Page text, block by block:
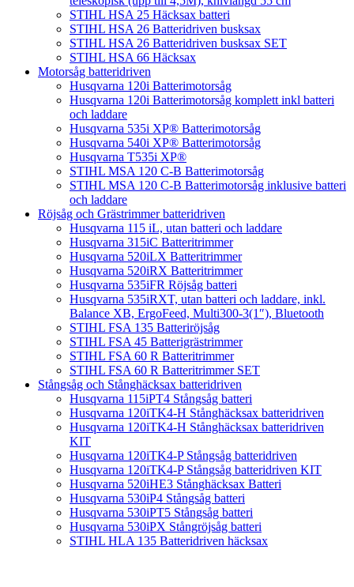
STIHL HSA 25 Häcksax batteri
STIHL HSA 26 Batteridriven busksax
STIHL HSA 26 Batteridriven busksax SET
STIHL HSA 66 Häcksax
Motorsåg batteridriven
Husqvarna 120i Batterimotorsåg
Husqvarna 120i Batterimotorsåg komplett inkl batteri
och laddare
Husqvarna 535i XP® Batterimotorsåg
Husqvarna 540i XP® Batterimotorsåg
Husqvarna T535i XP®
STIHL MSA 120 C-B Batterimotorsåg
STIHL MSA 120 C-B Batterimotorsåg inklusive batteri
och laddare
Röjsåg och Grästrimmer batteridriven
Husqvarna 115 iL, utan batteri och laddare
Husqvarna 315iC Batteritrimmer
Husqvarna 520iLX Batteritrimmer
Husqvarna 520iRX Batteritrimmer
Husqvarna 535iFR Röjsåg batteri
Husqvarna 535iRXT, utan batteri och laddare, inkl.
Balance XB, ErgoFeed, Multi300-3(1″), Bluetooth
STIHL FSA 135 Batteriröjsåg
STIHL FSA 45 Batterigrästrimmer
STIHL FSA 60 R Batteritrimmer
STIHL FSA 60 R Batteritrimmer SET
Stångsåg och Stånghäcksax batteridriven
Husqvarna 115iPT4 Stångsåg batteri
Husqvarna 120iTK4-H Stånghäcksax batteridriven
Husqvarna 120iTK4-H Stånghäcksax batteridriven
KIT
Husqvarna 120iTK4-P Stångsåg batteridriven
Husqvarna 120iTK4-P Stångsåg batteridriven KIT
Husqvarna 520iHE3 Stånghäcksax Batteri
Husqvarna 530iP4 Stångsåg batteri
Husqvarna 530iPT5 Stångsåg batteri
Husqvarna 530iPX Stångröjsåg batteri
STIHL HLA 135 Batteridriven häcksax